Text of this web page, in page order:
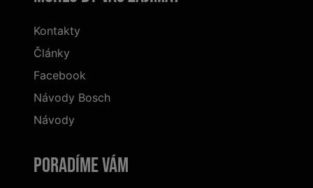
Kontakty
Články
Facebook
Návody Bosch
Návody
Poradíme Vám